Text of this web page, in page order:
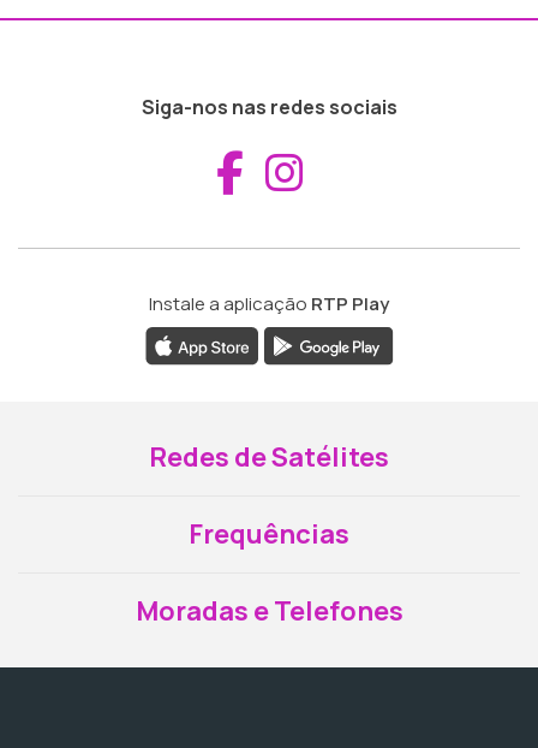
Siga-nos nas redes sociais
Aceder ao
Instale a aplicação RTP Play
Redes de Satélites
Frequências
Moradas e Telefones